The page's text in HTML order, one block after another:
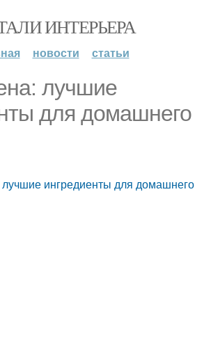
ИНТЕРЬЕРА
новости статьи
лучшие
для домашнего
ингредиенты для домашнего